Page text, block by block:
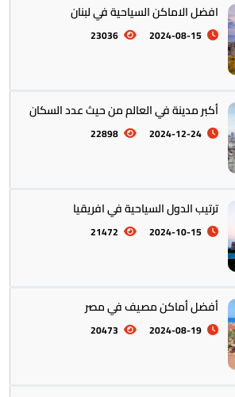
افضل الاماكن السياحية في لبنان
2024-08-15
23036
أكبر مدينة في العالم من حيث عدد السكان
2024-12-24
22898
ترتيب الدول السياحية في افريقيا
2024-10-15
21472
أفضل أماكن مصيف في مصر
2024-08-19
20473